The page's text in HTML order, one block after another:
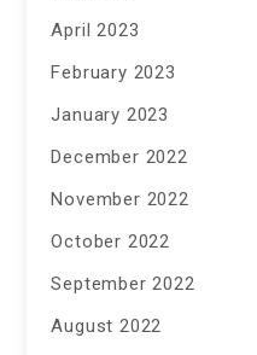
April 2023
February 2023
January 2023
December 2022
November 2022
October 2022
September 2022
August 2022